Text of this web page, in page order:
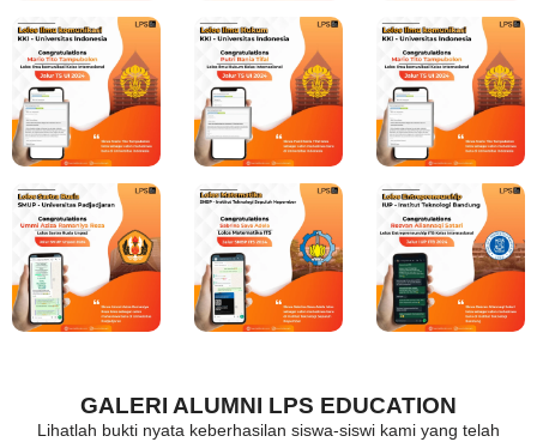
GALERI ALUMNI LPS EDUCATION
Lihatlah bukti nyata keberhasilan siswa-siswi kami yang telah